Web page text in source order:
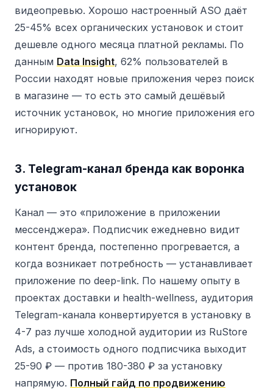
видеопревью. Хорошо настроенный ASO даёт
25-45% всех органических установок и стоит
дешевле одного месяца платной рекламы. По
данным Data Insight, 62% пользователей в
России находят новые приложения через поиск
в магазине — то есть это самый дешёвый
источник установок, но многие приложения его
игнорируют.
3. Telegram-канал бренда как воронка
установок
Канал — это «приложение в приложении
мессенджера». Подписчик ежедневно видит
контент бренда, постепенно прогревается, а
когда возникает потребность — устанавливает
приложение по deep-link. По нашему опыту в
проектах доставки и health-wellness, аудитория
Telegram-канала конвертируется в установку в
4-7 раз лучше холодной аудитории из RuStore
Ads, а стоимость одного подписчика выходит
25-90 ₽ — против 180-380 ₽ за установку
напрямую. Полный гайд по продвижению